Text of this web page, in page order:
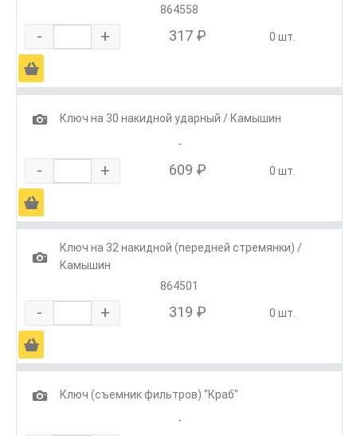
864558
- + 317 ₽ 0 шт.
Ä
1
Ключ на 30 накидной ударный / Камышин
-
- + 609 ₽ 0 шт.
Ä
1
Ключ на 32 накидной (передней стремянки) /
Камышин
864501
- + 319 ₽ 0 шт.
Ä
1
Ключ (съемник фильтров) "Краб"
-